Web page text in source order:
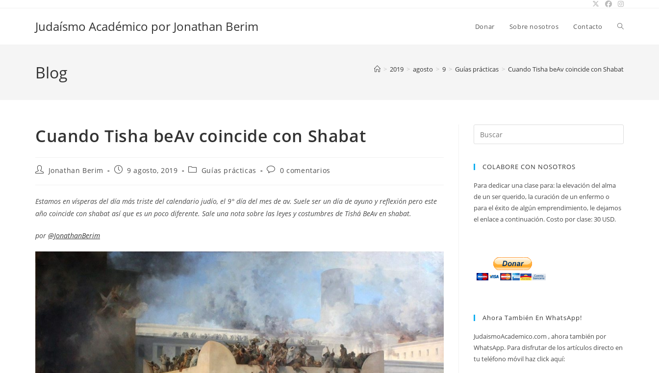
Judaísmo Académico por Jonathan Berim Donar Sobre nosotros Contacto Alternar
Blog > 2019 > agosto > 9 > Guías prácticas > Cuando Tisha beAv coincide con Shabat
Cuando Tisha beAv coincide con Shabat
Autor
entrada:
Jonathan Berim
Entrada9 agosto, 2019
Categoría
entrada:
Guías prácticas
Comentarios
entrada:
0 comentarios
Estamos en vísperas del día más triste del calendario judío, el 9° día del mes de av. Suele ser un día de ayuno y reflexión pero este
año coincide con shabat así que es un poco diferente. Sale una nota sobre las leyes y costumbres de Tishá BeAv en shabat.
por @JonathanBerim
COLABORE CON NOSOTROS
Para dedicar una clase para: la elevación del alma
de un ser querido, la curación de un enfermo o
para el éxito de algún emprendimiento, le dejamos
el enlace a continuación. Costo por clase: 30 USD.
Ahora También En WhatsApp!
JudaismoAcademico.com , ahora también por
WhatsApp. Para disfrutar de los artículos directo en
tu teléfono móvil haz click aquí: